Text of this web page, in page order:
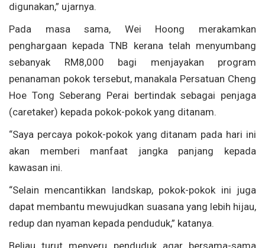
digunakan,” ujarnya.
Pada masa sama, Wei Hoong merakamkan
penghargaan kepada TNB kerana telah menyumbang
sebanyak RM8,000 bagi menjayakan program
penanaman pokok tersebut, manakala Persatuan Cheng
Hoe Tong Seberang Perai bertindak sebagai penjaga
(caretaker) kepada pokok-pokok yang ditanam.
“Saya percaya pokok-pokok yang ditanam pada hari ini
akan memberi manfaat jangka panjang kepada
kawasan ini.
“Selain mencantikkan landskap, pokok-pokok ini juga
dapat membantu mewujudkan suasana yang lebih hijau,
redup dan nyaman kepada penduduk,” katanya.